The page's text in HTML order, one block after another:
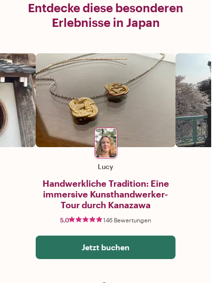
Entdecke diese besonderen
Erlebnisse in Japan
Lucy
Handwerkliche Tradition: Eine
immersive Kunsthandwerker-
Tour durch Kanazawa
5,0 146 Bewertungen
Jetzt buchen